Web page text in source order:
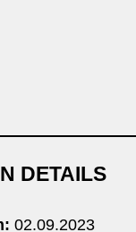
DETAILS
02.09.2023